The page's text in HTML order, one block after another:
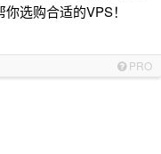
选购合适的VPS！
PRO